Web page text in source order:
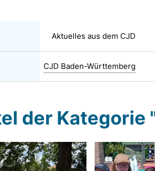
Aktuelles aus dem CJD
CJD Baden-Württemberg
der Kategorie